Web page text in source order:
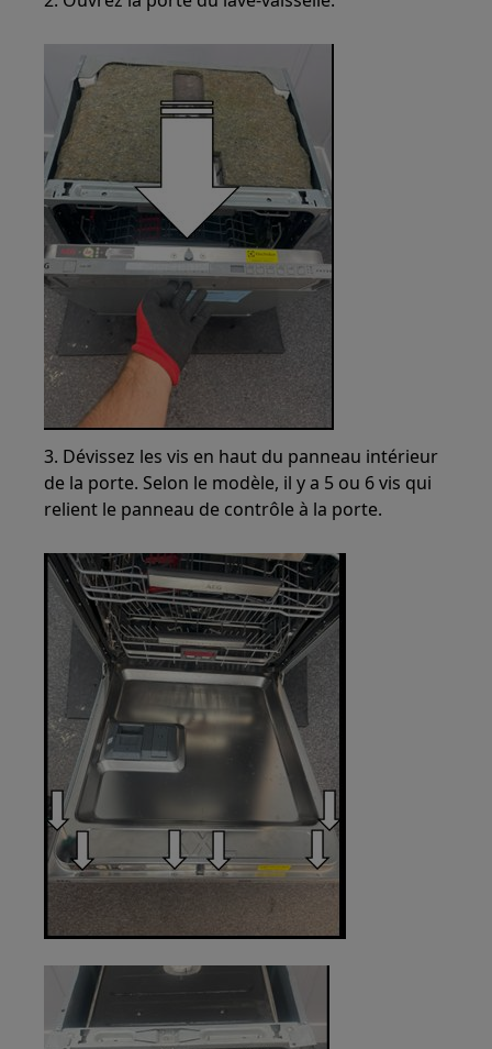
3. Dévissez les vis en haut du panneau intérieur
de la porte. Selon le modèle, il y a 5 ou 6 vis qui
relient le panneau de contrôle à la porte.